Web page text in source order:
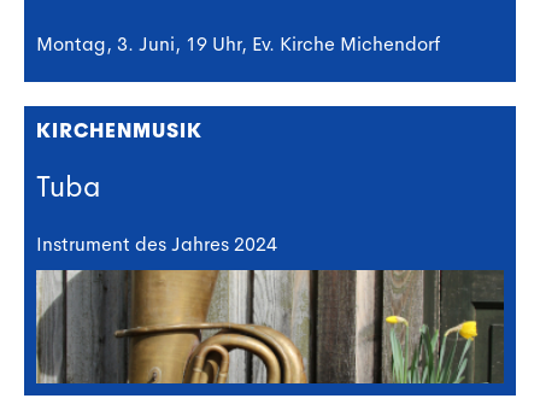
Montag, 3. Juni, 19 Uhr, Ev. Kirche Michendorf
KIRCHENMUSIK
Tuba
Instrument des Jahres 2024